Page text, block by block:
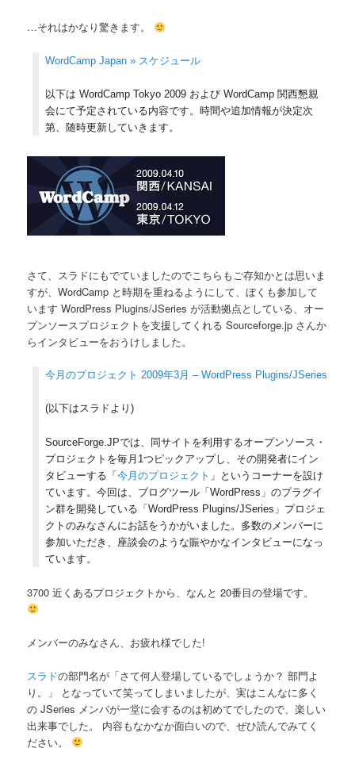
…それはかなり驚きます。
WordCamp Japan » スケジュール
以下は WordCamp Tokyo 2009 および WordCamp 関西懇親
会にて予定されている内容です。時間や追加情報が決定次
第、随時更新していきます。
さて、スラドにもでていましたのでこちらもご存知かとは思いま
すが、WordCamp と時期を重ねるようにして、ぼくも参加して
います WordPress Plugins/JSeries が活動拠点としている、オー
プンソースプロジェクトを支援してくれる Sourceforge.jp さんか
らインタビューをおうけしました。
今月のプロジェクト 2009年3月 – WordPress Plugins/JSeries
(以下はスラドより)
SourceForge.JPでは、同サイトを利用するオープンソース・
プロジェクトを毎月1つピックアップし、その開発者にイン
タビューする「今月のプロジェクト 」というコーナーを設け
ています。今回は、ブログツール「WordPress」のプラグイ
ン群を開発している「WordPress Plugins/JSeries」プロジェ
クトのみなさんにお話をうかがいました。多数のメンバーに
参加いただき、座談会のような賑やかなインタビューになっ
ています。
3700 近くあるプロジェクトから、なんと 20番目の登場です。
メンバーのみなさん、お疲れ様でした!
スラドの部門名が「さて何人登場しているでしょうか？ 部門よ
り。」 となっていて笑ってしまいましたが、実はこんなに多く
の JSeries メンバが一堂に会するのは初めてでしたので、楽しい
出来事でした。 内容もなかなか面白いので、ぜひ読んでみてく
ださい。